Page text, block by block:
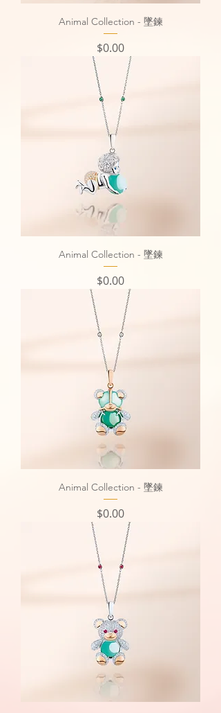
Animal Collection - 墜鍊
價格
$0.00
Animal Collection - 墜鍊
價格
$0.00
Animal Collection - 墜鍊
價格
$0.00